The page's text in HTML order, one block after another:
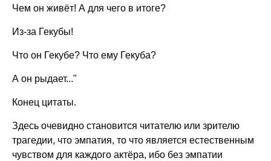
Чем он живёт! А для чего в итоге?
Из-за Гекубы!
Что он Гекубе? Что ему Гекуба?
А он рыдает..."
Конец цитаты.
Здесь очевидно становится читателю или зрителю
трагедии, что эмпатия, то что является естественным
чувством для каждого актёра, ибо без эмпатии